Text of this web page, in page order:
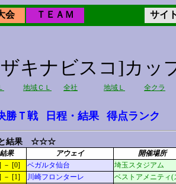
会 ＴＥＡＭ
サイ
キナビスコ]カッ
地域ＣＬ 全社 地域Ｌ 全クラ
勝Ｔ戦 日程・結果 得点ランク
結果 ☆☆☆
結果 アウェイ 開催場所
－ [0] ベガルタ仙台 埼玉スタジアム
－ [1] 川崎フロンターレ ベストアメニティ(